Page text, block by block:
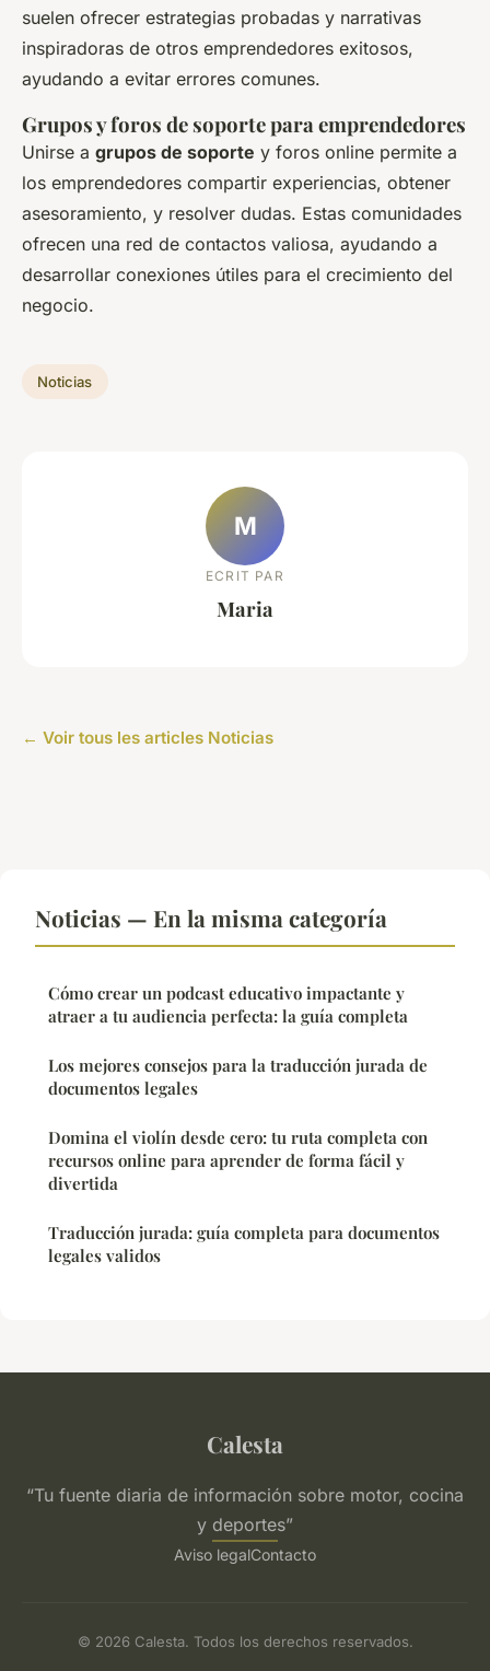
suelen ofrecer estrategias probadas y narrativas
inspiradoras de otros emprendedores exitosos,
ayudando a evitar errores comunes.
Grupos y foros de soporte para emprendedores
Unirse a grupos de soporte y foros online permite a
los emprendedores compartir experiencias, obtener
asesoramiento, y resolver dudas. Estas comunidades
ofrecen una red de contactos valiosa, ayudando a
desarrollar conexiones útiles para el crecimiento del
negocio.
Noticias
M
ECRIT PAR
Maria
← Voir tous les articles Noticias
Noticias — En la misma categoría
Cómo crear un podcast educativo impactante y
atraer a tu audiencia perfecta: la guía completa
Los mejores consejos para la traducción jurada de
documentos legales
Domina el violín desde cero: tu ruta completa con
recursos online para aprender de forma fácil y
divertida
Traducción jurada: guía completa para documentos
legales validos
Calesta
“Tu fuente diaria de información sobre motor, cocina
y deportes”
Aviso legalContacto
© 2026 Calesta. Todos los derechos reservados.